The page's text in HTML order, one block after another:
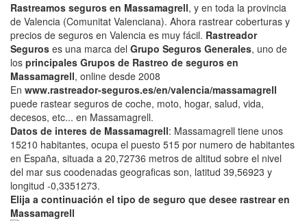
Rastreamos seguros en Massamagrell, y en toda la provincia
de Valencia (Comunitat Valenciana). Ahora rastrear coberturas y
precios de seguros en Valencia es muy fácil. Rastreador
Seguros es una marca del Grupo Seguros Generales, uno de
los principales Grupos de Rastreo de seguros en
Massamagrell, online desde 2008
En www.rastreador-seguros.es/en/valencia/massamagrell
puede rastear seguros de coche, moto, hogar, salud, vida,
decesos, etc... en Massamagrell.
Datos de interes de Massamagrell: Massamagrell tiene unos
15210 habitantes, ocupa el puesto 515 por numero de habitantes
en España, situada a 20,72736 metros de altitud sobre el nivel
del mar sus coodenadas geograficas son, latitud 39,56923 y
longitud -0,3351273.
Elija a continuación el tipo de seguro que desee rastrear en
Massamagrell